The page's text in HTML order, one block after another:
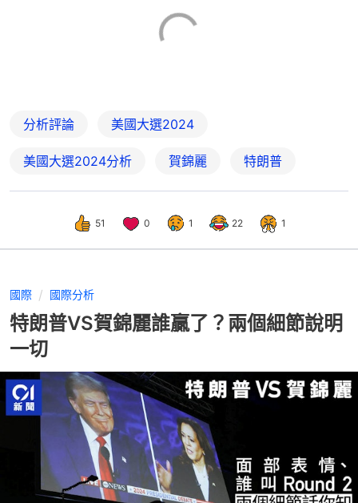
分析評論 美國大選2024
美國大選2024分析 賀錦麗 特朗普
51 0 1 22 1
國際 國際分析
特朗普VS賀錦麗誰贏了？兩個細節說明
一切